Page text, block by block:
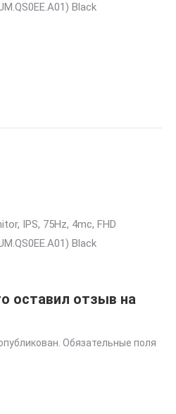
Black
IPS, 75Hz, 4mc, FHD
Black
оставил отзыв на
Обязательные поля